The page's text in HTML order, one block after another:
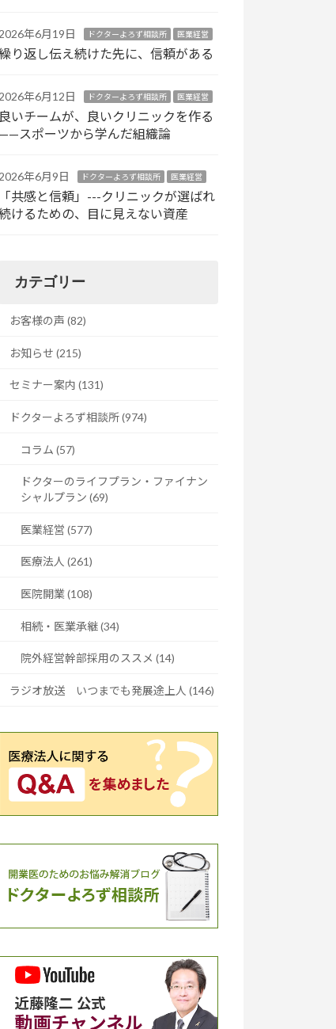
2026年6月19日 ドクターよろず相談所 医業経営
り返し伝え続けた先に、信頼がある
2026年6月12日 ドクターよろず相談所 医業経営
良いチームが、良いクリニックを作る
——スポーツから学んだ組織論
2026年6月9日 ドクターよろず相談所 医業経営
「共感と信頼」---クリニックが選ばれ
けるための、目に見えない資産
カテゴリー
お客様の声 (82)
お知らせ (215)
セミナー案内 (131)
ドクターよろず相談所 (974)
コラム (57)
ドクターのライフプラン・ファイナン
シャルプラン (69)
医業経営 (577)
医療法人 (261)
医院開業 (108)
相続・医業承継 (34)
院外経営幹部採用のススメ (14)
ラジオ放送 いつまでも発展途上人 (146)